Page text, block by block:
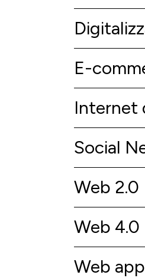
E-
Internet
Social
Web 2.0
Web 4.0
Web